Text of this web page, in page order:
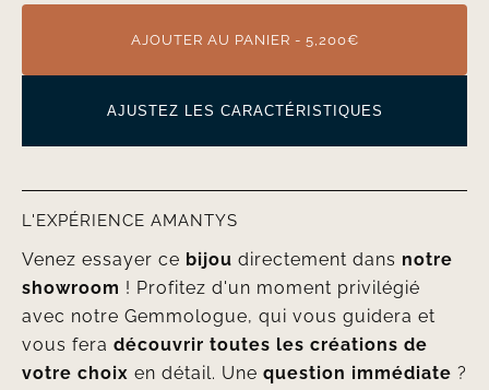
AJOUTER AU PANIER - 5,200€
AJUSTEZ LES CARACTÉRISTIQUES
L'EXPÉRIENCE AMANTYS
Venez essayer ce bijou directement dans notre
showroom ! Profitez d'un moment privilégié
avec notre Gemmologue, qui vous guidera et
vous fera découvrir toutes les créations de
votre choix en détail. Une question immédiate ?